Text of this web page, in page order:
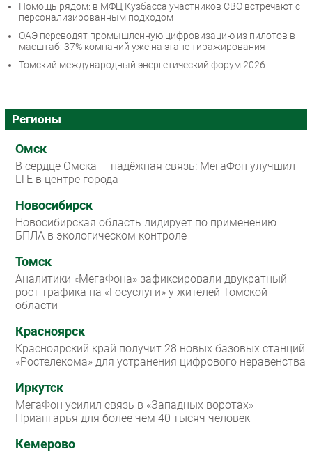
Помощь рядом: в МФЦ Кузбасса участников СВО встречают с
персонализированным подходом
ОАЭ переводят промышленную цифровизацию из пилотов в
масштаб: 37% компаний уже на этапе тиражирования
Томский международный энергетический форум 2026
Регионы
Омск
В сердце Омска — надёжная связь: МегаФон улучшил
LTE в центре города
Новосибирск
Новосибирская область лидирует по применению
БПЛА в экологическом контроле
Томск
Аналитики «МегаФона» зафиксировали двукратный
рост трафика на «Госуслуги» у жителей Томской
области
Красноярск
Красноярский край получит 28 новых базовых станций
«Ростелекома» для устранения цифрового неравенства
Иркутск
МегаФон усилил связь в «Западных воротах»
Приангарья для более чем 40 тысяч человек
Кемерово